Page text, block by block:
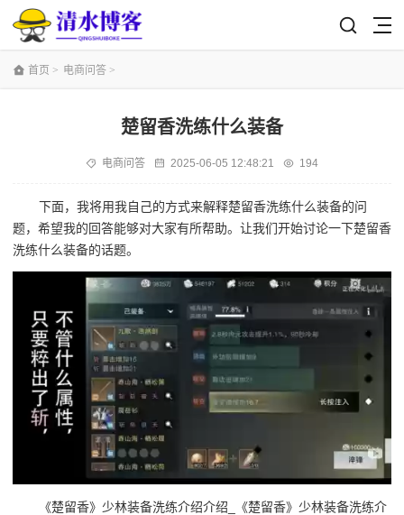
首页 > 电商问答 >
楚留香洗练什么装备
电商问答 2025-06-05 12:48:21 194
下面，我将用我自己的方式来解释楚留香洗练什么装备的问
题，希望我的回答能够对大家有所帮助。让我们开始讨论一下楚留香
洗练什么装备的话题。
《楚留香》少林装备洗练介绍介绍_《楚留香》少林装备洗练介